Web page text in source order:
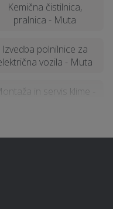
Kemična čistilnica,
pralnica - Muta
Izvedba polnilnice za
vozila - Muta
in servis klime -
Ultrazvok - Muta